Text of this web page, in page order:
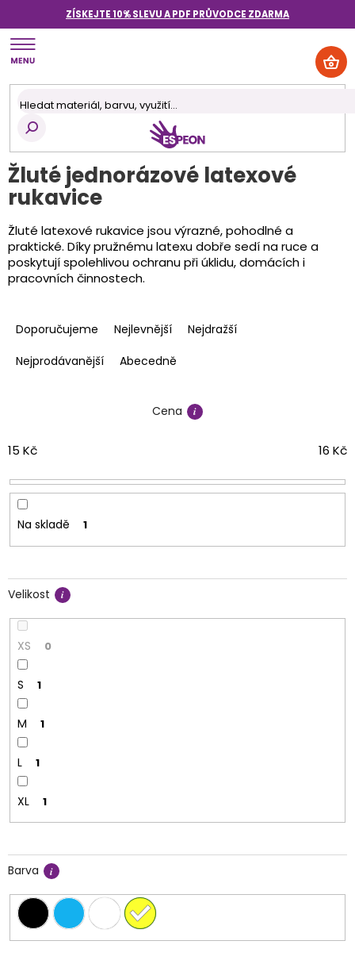
obsah
ZÍSKEJTE 10% SLEVU A PDF PRŮVODCE ZDARMA
Žluté jednorázové latexové
rukavice
Žluté latexové rukavice jsou výrazné, pohodlné a
praktické. Díky pružnému latexu dobře sedí na ruce a
poskytují spolehlivou ochranu při úklidu, domácích i
pracovních činnostech.
a
e
o
u
Doporučujeme Nejlevnější
Nejdražší
Nejprodávanější
Abecedně
Cena
15 Kč 16 Kč
Na skladě 1
Velikost
XS 0
S 1
M 1
L 1
XL 1
Barva